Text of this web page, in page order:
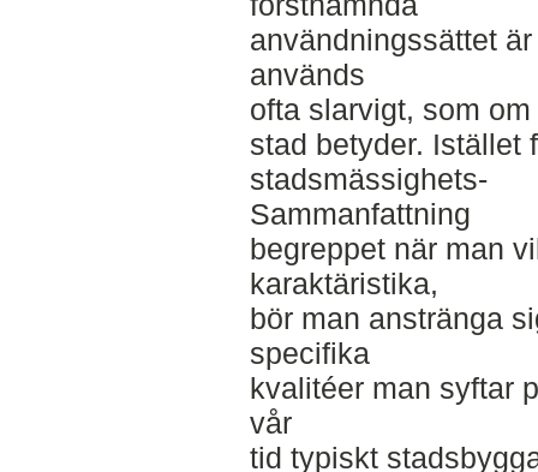
användningssättet
används
ofta slarvigt, som
stad betyder. Istället
stadsmässighets-
Sammanfattning
begreppet när man
karaktäristika,
bör man anstränga
specifika
kvalitéer man syftar
vår
tid typiskt